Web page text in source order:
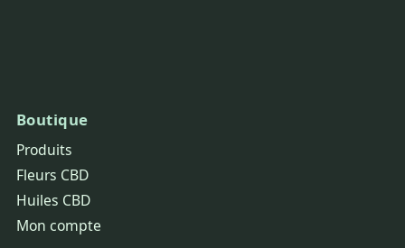
Boutique
Produits
Fleurs CBD
Huiles CBD
Mon compte